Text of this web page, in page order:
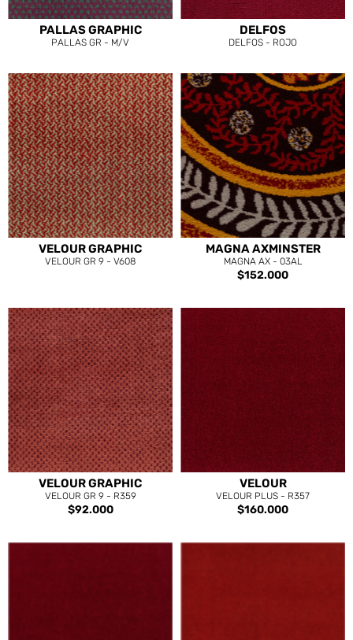
PALLAS GRAPHIC
PALLAS GR - M/V
DELFOS
DELFOS - ROJO
VELOUR GRAPHIC
VELOUR GR 9 - V608
MAGNA AXMINSTER
MAGNA AX - 03AL
$152.000
VELOUR GRAPHIC
VELOUR GR 9 - R359
$92.000
VELOUR
VELOUR PLUS - R357
$160.000